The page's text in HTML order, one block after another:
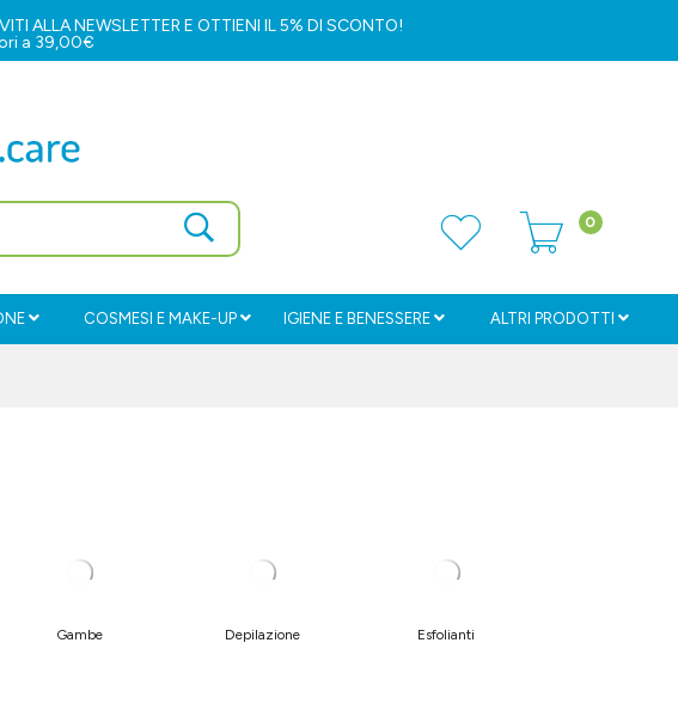
ALLA NEWSLETTERE OTTIENI IL 5% DI SCONTO!
a 39,00€
0
COSMESI E MAKE-UP IGIENE E BENESSERE ALTRI PRODOTTI
Gambe Depilazione Esfolianti